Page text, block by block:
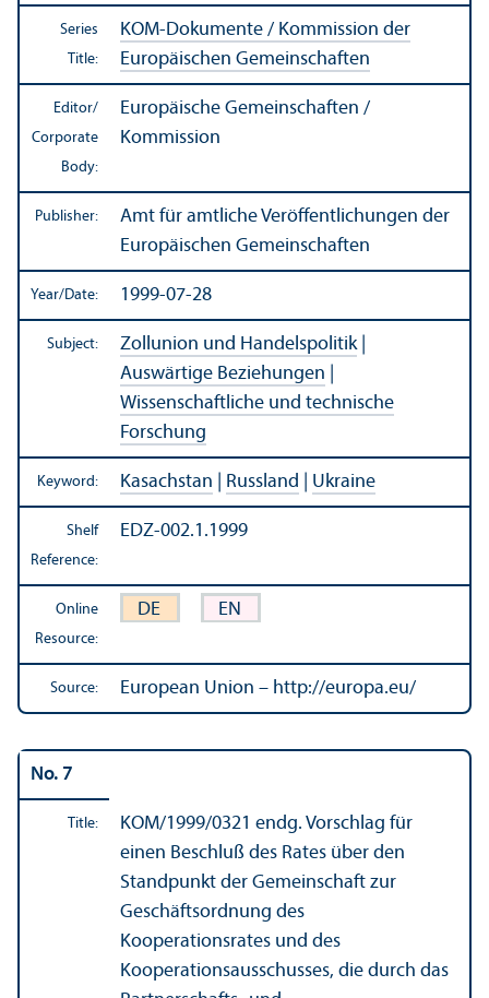
Series
Title:
KOM-Dokumente / Kommission der
Europäischen Gemeinschaften
Editor/
Corporate
Body:
Europäische Gemeinschaften /
Kommission
Publisher:
Amt für amtliche Veröffentlichungen der
Europäischen Gemeinschaften
Year/Date: 1999-07-28
Subject: Zollunion und Handelspolitik|
Auswärtige Beziehungen
Wissenschaftliche und technische
Forschung
Keyword: Kasachstan Russland Ukraine
Shelf
Reference:
EDZ-002.1.1999
Online
Resource:
DE EN
Source: European Union – http://europa.eu/
No. 7
Title: KOM/1999/0321 endg. Vorschlag für
einen Beschluß des Rates über den
Standpunkt der Gemeinschaft zur
Geschäftsordnung des
Kooperationsrates und des
Kooperationsausschusses, die durch das